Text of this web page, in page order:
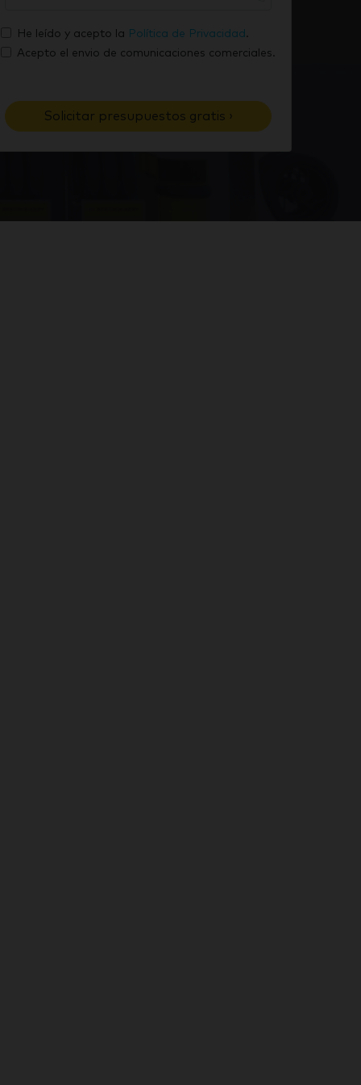
f
o
He leído y acepto la Política de Privacidad .
Acepto el envio de comunicaciones comerciales.
Solicitar presupuestos gratis ›